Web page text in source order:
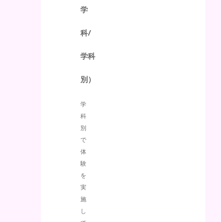
学
科/
学科
別）
学
科
別
で
体
験
を
実
施
し